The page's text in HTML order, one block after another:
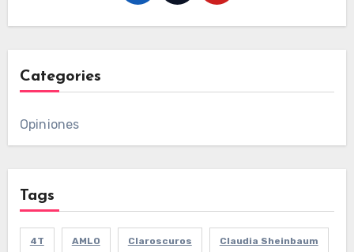
Categories
Opiniones
Tags
4T AMLO Claroscuros Claudia Sheinbaum